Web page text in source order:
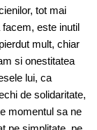
tot mai
este inutil
mult, chiar
si onestitatea
lui, ca
de solidaritate,
momentul sa ne